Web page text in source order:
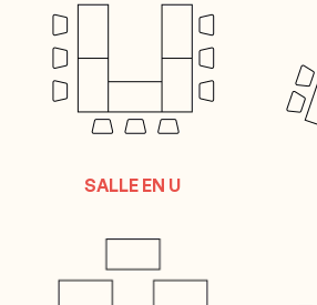
SALLE EN U